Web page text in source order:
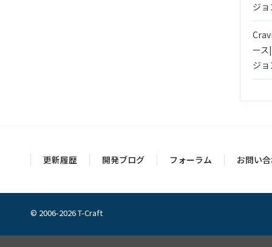
ジ
ー
ジ
更新履歴 開発ブログ フォーラム お問い
© 2006-2026 T-Craft